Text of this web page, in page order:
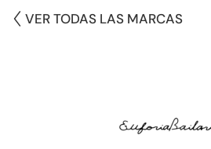
VER TODAS LAS MARCAS